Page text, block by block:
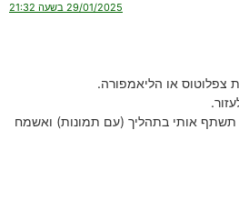
29/01/2025 בשעה 21:32
צפלוטוס או הליאמפורה.
אותי בתהליך (עם תמונות) ואשמח